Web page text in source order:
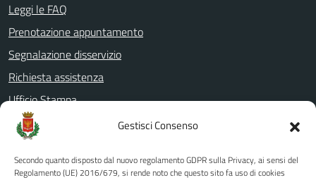
Gestisci Consenso
Secondo quanto disposto dal nuovo regolamento GDPR sulla Privacy, ai sensi del
Regolamento (UE) 2016/679, si rende noto che questo sito fa uso di cookies
Leggi le FAQ
Prenotazione appuntamento
Segnalazione disservizio
Richiesta assistenza
Ufficio Stampa
Amministrazione Trasparente
Albo pretorio
Informativa privacy